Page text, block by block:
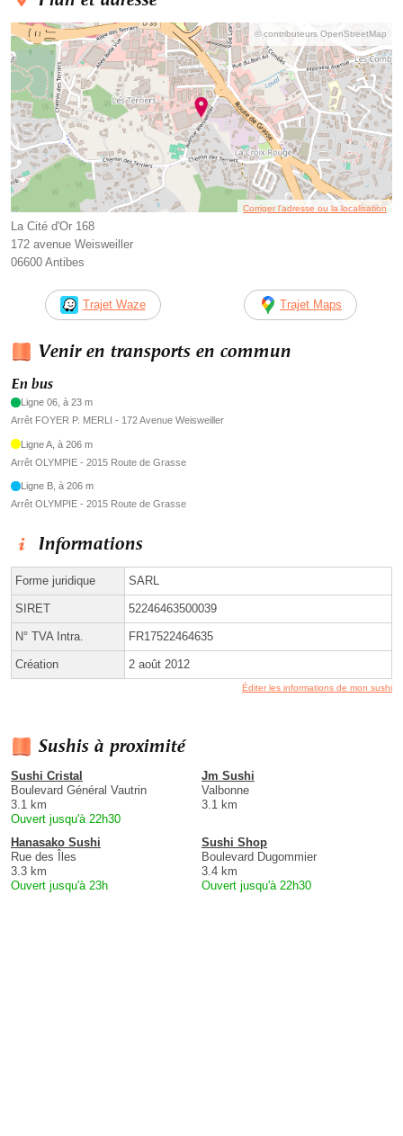
© contributeurs OpenStreetMap
Corriger l’adresse ou la localisation
La Cité d'Or 168
172 avenue Weisweiller
06600 Antibes
Trajet Waze Trajet Maps
Venir en transports en commun
En bus
Ligne 06, à 23 m
Arrêt FOYER P. MERLI - 172 Avenue Weisweiller
Ligne A, à 206 m
Arrêt OLYMPIE - 2015 Route de Grasse
Ligne B, à 206 m
Arrêt OLYMPIE - 2015 Route de Grasse
Informations
Forme juridique SARL
SIRET 52246463500039
N° TVA Intra. FR17522464635
Création 2 août 2012
Éditer les informations de mon sushi
Sushis à proximité
Sushi Cristal
Boulevard Général Vautrin
3.1 km
Ouvert jusqu'à 22h30
Jm Sushi
Valbonne
3.1 km
Hanasako Sushi
Rue des Îles
3.3 km
Ouvert jusqu'à 23h
Sushi Shop
Boulevard Dugommier
3.4 km
Ouvert jusqu'à 22h30